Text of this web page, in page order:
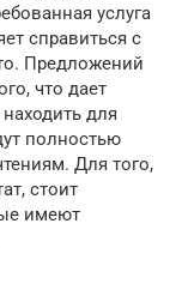
услуга
справиться с
Предложений
что дает
для
полностью
Для того,
стоит
имеют